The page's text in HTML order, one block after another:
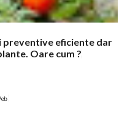
preventive eficiente dar
Oare cum ?